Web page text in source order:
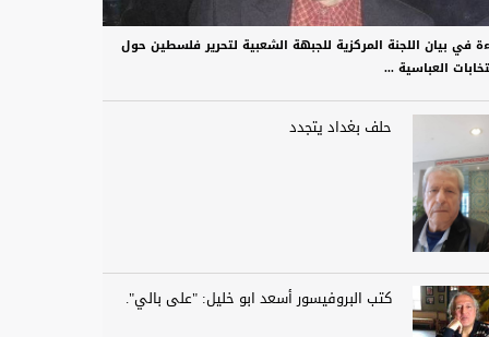
في بيان اللجنة المركزية للجبهة الشعبية لتحرير فلسطين حول
العباسية ...
حلف بغداد يتجدد
كتب البروفيسور أسعد ابو خليل: "على بالي".